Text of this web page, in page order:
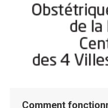
Comment